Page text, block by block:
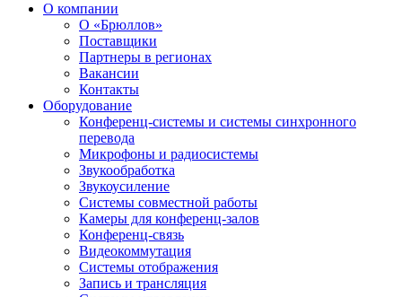
О компании
О «Брюллов»
Поставщики
Партнеры в регионах
Вакансии
Контакты
Оборудование
Конференц-системы и системы синхронного
перевода
Микрофоны и радиосистемы
Звукообработка
Звукоусиление
Системы совместной работы
Камеры для конференц-залов
Конференц-связь
Видеокоммутация
Системы отображения
Запись и трансляция